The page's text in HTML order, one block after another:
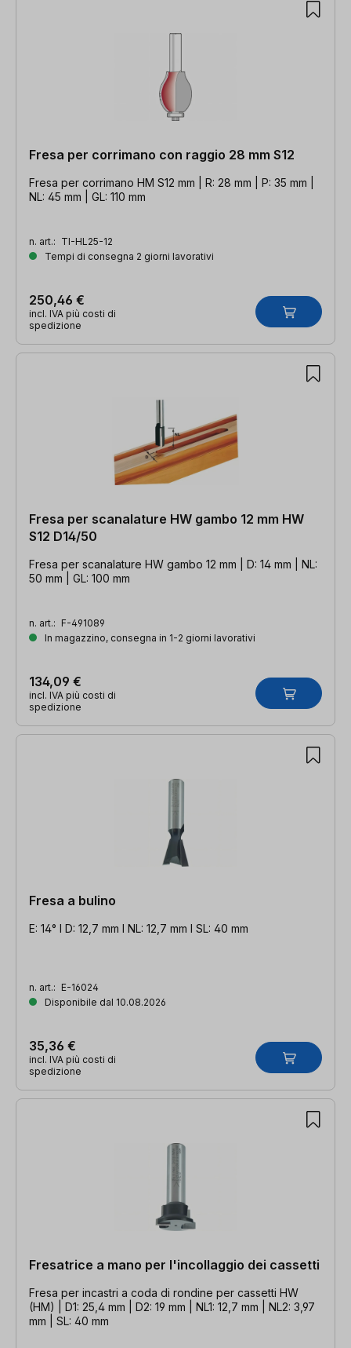
Fresa per corrimano con raggio 28 mm S12
Fresa per corrimano HM S12 mm | R: 28 mm | P: 35 mm |
NL: 45 mm | GL: 110 mm
n. art.: TI-HL25-12
Tempi di consegna 2 giorni lavorativi
250,46 €
incl. IVA più costi di
spedizione
Fresa per scanalature HW gambo 12 mm HW
S12 D14/50
Fresa per scanalature HW gambo 12 mm | D: 14 mm | NL:
50 mm | GL: 100 mm
n. art.: F-491089
In magazzino, consegna in 1-2 giorni lavorativi
134,09 €
incl. IVA più costi di
spedizione
Fresa a bulino
E: 14° l D: 12,7 mm l NL: 12,7 mm l SL: 40 mm
n. art.: E-16024
Disponibile dal 10.08.2026
35,36 €
incl. IVA più costi di
spedizione
Fresatrice a mano per l'incollaggio dei cassetti
Fresa per incastri a coda di rondine per cassetti HW
(HM) | D1: 25,4 mm | D2: 19 mm | NL1: 12,7 mm | NL2: 3,97
mm | SL: 40 mm